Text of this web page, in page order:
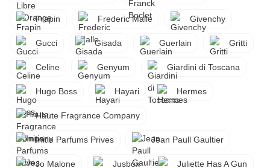
Frapin Frederic Malle Givenchy
Gucci Gisada Guerlain Gritti
Celine Genyum Giardini di Toscana
Hugo Boss Hayari Hermes
Haute Fragrance Company
Initio Parfums Prives Jean Paull Gaultier
Jo Malone Jusbox Juliette Has A Gun